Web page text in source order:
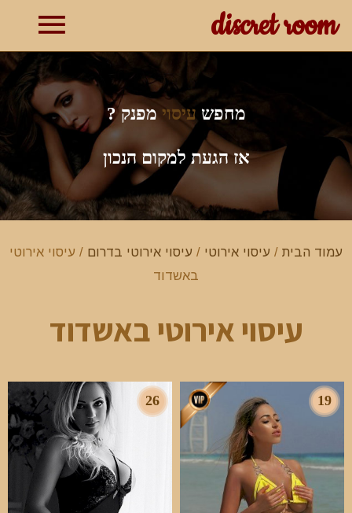
discret room
מחפש עיסוי מפנק ?
אז הגעת למקום הנכון
עמוד הבית / עיסוי אירוטי / עיסוי אירוטי בדרום / עיסוי אירוטי
באשדוד
עיסוי אירוטי באשדוד
19
26